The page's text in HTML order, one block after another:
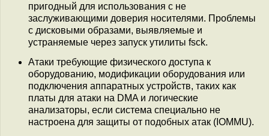
пригодный для использования с не
заслуживающими доверия носителями. Проблемы
с дисковыми образами, выявляемые и
устраняемые через запуск утилиты fsck.
Атаки требующие физического доступа к
оборудованию, модификации оборудования или
подключения аппаратных устройств, таких как
платы для атаки на DMA и логические
анализаторы, если система специально не
настроена для защиты от подобных атак (IOMMU).